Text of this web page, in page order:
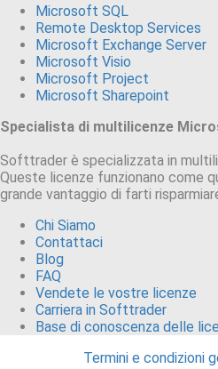
Microsoft SQL
Remote Desktop Services
Microsoft Exchange Server
Microsoft Visio
Microsoft Project
Microsoft Sharepoint
Specialista di multilicenze
Softtrader è specializzata in
Queste licenze funzionano come
grande vantaggio di farti
Chi Siamo
Contattaci
Blog
FAQ
Vendete le vostre licenze
Carriera in Softtrader
Base di conoscenza delle
Termini e condizioni